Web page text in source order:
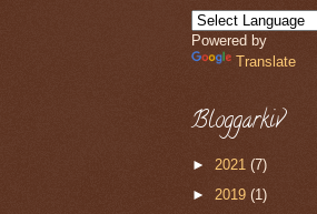
Powered by
Translate
Bloggarkiv
► 2021 (7)
► 2019 (1)